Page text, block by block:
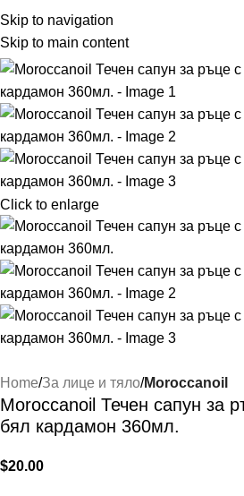
Skip to navigation
Skip to main content
Click to enlarge
Home За лице и тяло Moroccanoil
Moroccanoil Течен сапун за
бял кардамон 360мл.
$20.00